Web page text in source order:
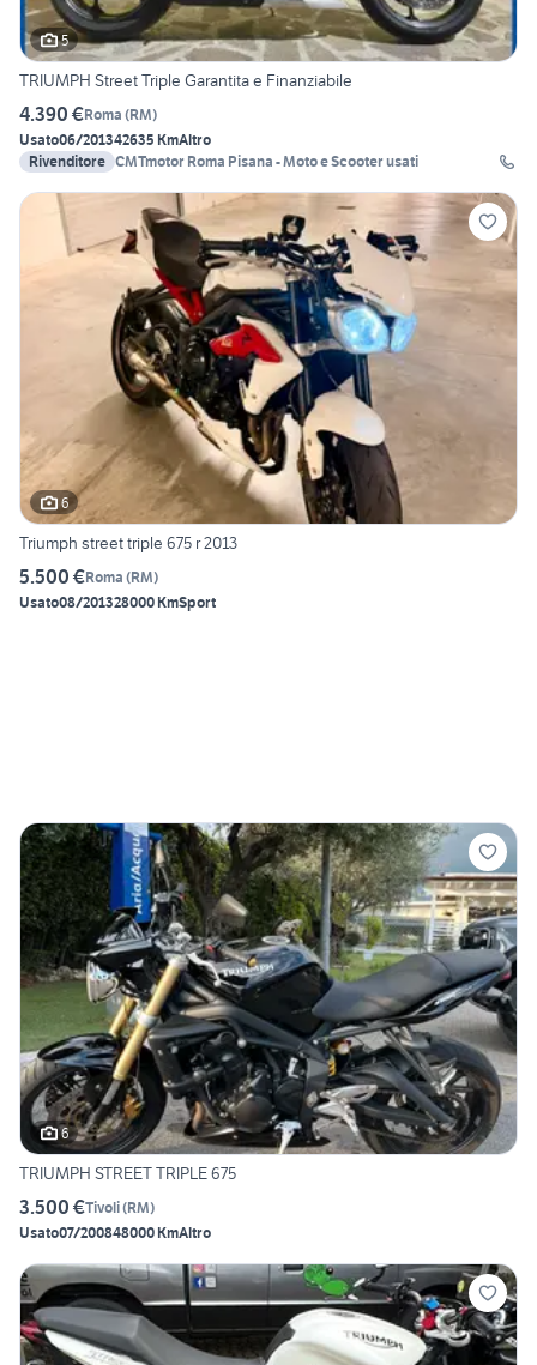
5
TRIUMPH Street Triple Garantita e Finanziabile
4.390 €Roma (RM)
Usato06/201342635 KmAltro
Rivenditore CMTmotor Roma Pisana - Moto e Scooter usati
6
Triumph street triple 675 r 2013
5.500 €Roma (RM)
Usato08/201328000 KmSport
6
TRIUMPH STREET TRIPLE 675
3.500 €Tivoli(RM)
Usato07/200848000 KmAltro